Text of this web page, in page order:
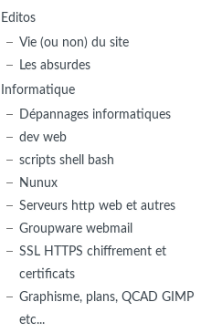
Editos
Vie (ou non) du site
Les absurdes
Informatique
Dépannages informatiques
dev web
scripts shell bash
Nunux
Serveurs http web et autres
Groupware webmail
SSL HTTPS chiffrement et
certificats
Graphisme, plans, QCAD GIMP
etc...